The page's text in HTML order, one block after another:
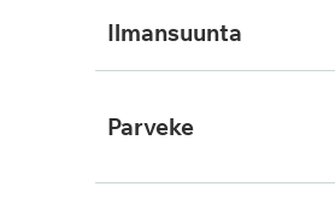
ilmansuunta
parveke